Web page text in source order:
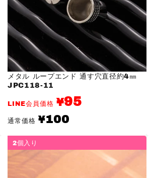
メタル ループエンド 通す穴直径約4㎜
JPC118-11
LINE会員価格 ¥95
通常価格
通
常
¥100
2個入り